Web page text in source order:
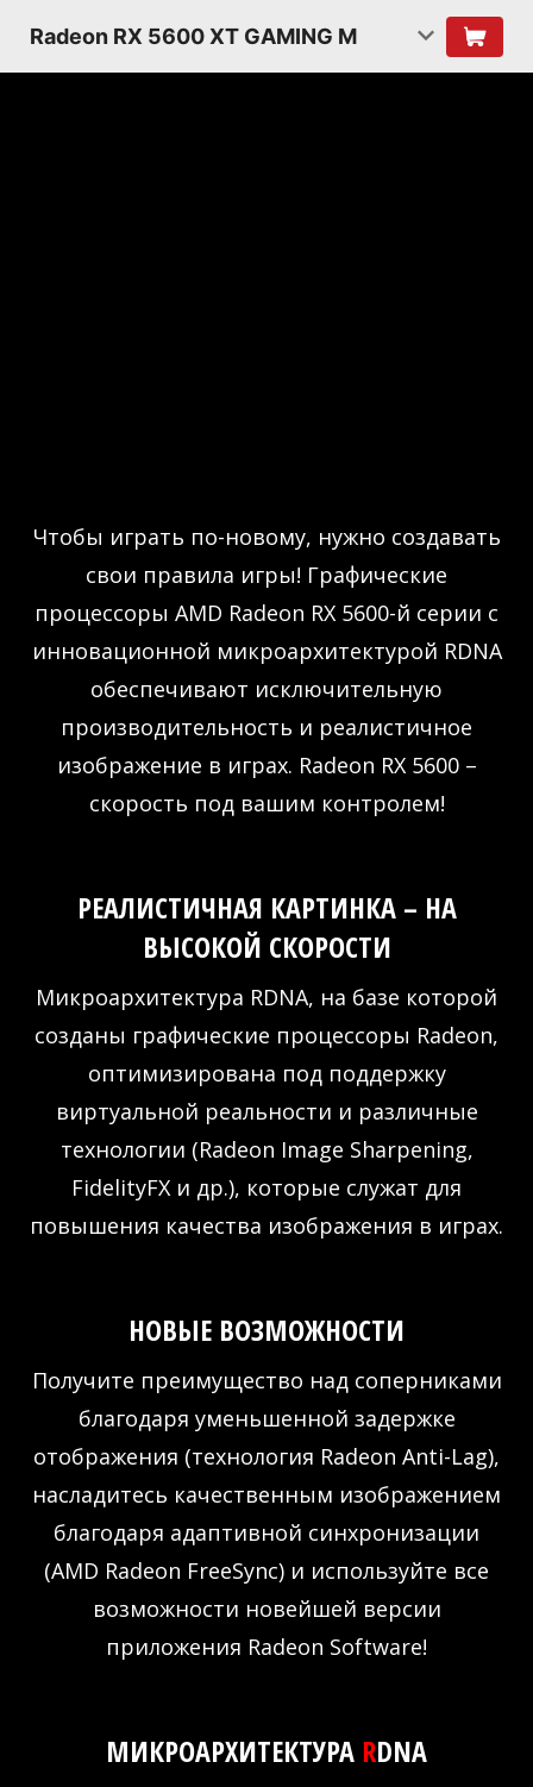
Radeon RX 5600 XT GAMING M
Чтобы играть по-новому, нужно создавать
свои правила игры! Графические
процессоры AMD Radeon RX 5600-й серии с
инновационной микроархитектурой RDNA
обеспечивают исключительную
производительность и реалистичное
изображение в играх. Radeon RX 5600 –
скорость под вашим контролем!
РЕАЛИСТИЧНАЯ КАРТИНКА – НА
ВЫСОКОЙ СКОРОСТИ
Микроархитектура RDNA, на базе которой
созданы графические процессоры Radeon,
оптимизирована под поддержку
виртуальной реальности и различные
технологии (Radeon Image Sharpening,
FidelityFX и др.), которые служат для
повышения качества изображения в играх.
НОВЫЕ ВОЗМОЖНОСТИ
Получите преимущество над соперниками
благодаря уменьшенной задержке
отображения (технология Radeon Anti-Lag),
насладитесь качественным изображением
благодаря адаптивной синхронизации
(AMD Radeon FreeSync) и используйте все
возможности новейшей версии
приложения Radeon Software!
МИКРОАРХИТЕКТУРА RDNA